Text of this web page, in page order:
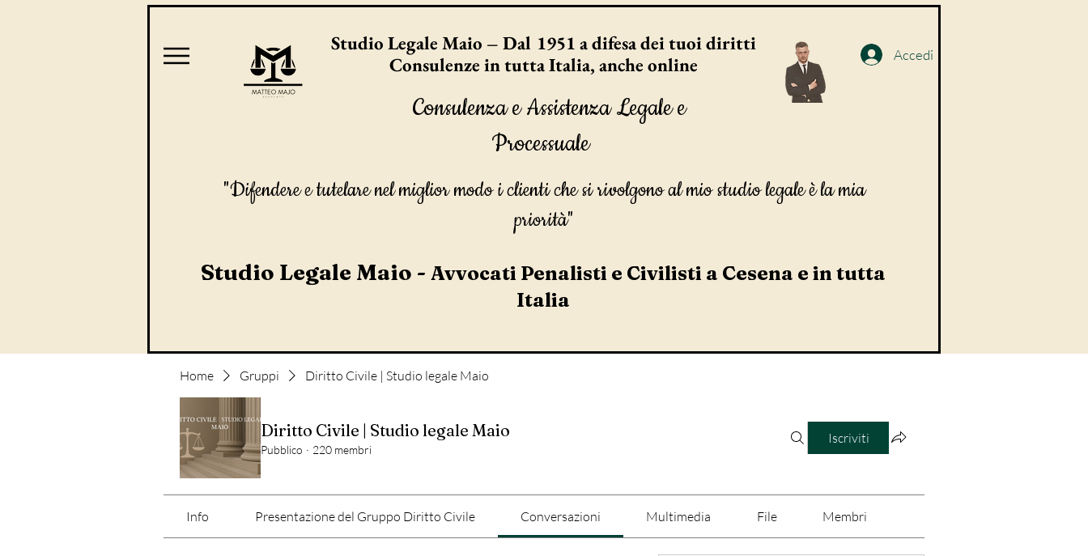
Studio Legale Maio – Dal 1951 a difesa dei tuoi diritti
Consulenze in tutta Italia, anche online
Consulenza e Assistenza Legale e
Processuale
Accedi
"Difendere e tutelare nel miglior modo i clienti che si rivolgono al mio studio legale è la mia
priorità"
Studio Legale Maio - Avvocati Penalisti e Civilisti a Cesena e in tutta
Italia
Home Gruppi Diritto Civile | Studio legale Maio
Diritto Civile | Studio legale Maio
Pubblico · 220 membri
Iscriviti
Info Presentazione del Gruppo Diritto Civile Conversazioni Multimedia File Membri